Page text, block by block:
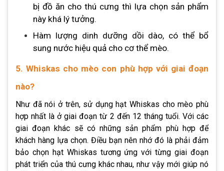
bị đồ ăn cho thú cưng thì lựa chọn sản phẩm
này khá lý tưởng.
Hàm lượng dinh dưỡng dồi dào, có thể bổ
sung nước hiệu quả cho cơ thể mèo.
5. Whiskas cho mèo con phù hợp với giai đoạn
nào?
Như đã nói ở trên, sử dụnghạt Whiskas cho mèo phù
hợp nhất là ở giai đoạn từ 2 đến 12 tháng tuổi. Với các
giai đoạn khác sẽ có những sản phẩm phù hợp để
khách hàng lựa chọn. Điều bạn nên nhớ đó là phải đảm
bảo chọn hạt Whiskas tương ứng với từng giai đoạn
phát triển của thú cưng khác nhau, như vậy mới giúp nó